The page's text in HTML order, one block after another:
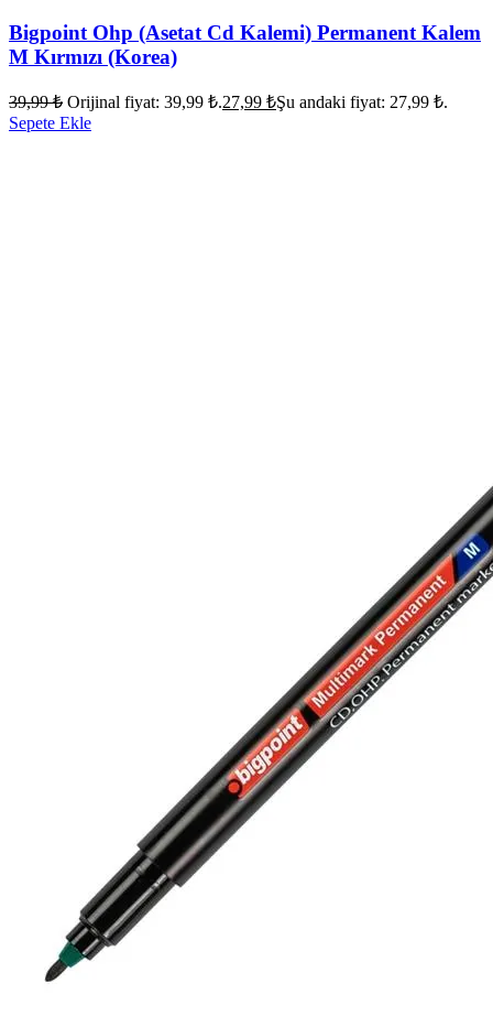
Bigpoint Ohp (Asetat Cd Kalemi) Permanent Kalem
M Kırmızı (Korea)
39,99₺ Orijinal fiyat: 39,99 ₺.27,99 ₺Şu andaki fiyat: 27,99 ₺.
Sepete Ekle